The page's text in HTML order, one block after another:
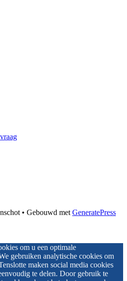
• Gebouwd met GeneratePress
om u een optimale
gebruiken analytische cookies om
maken social media cookies
te delen. Door gebruik te